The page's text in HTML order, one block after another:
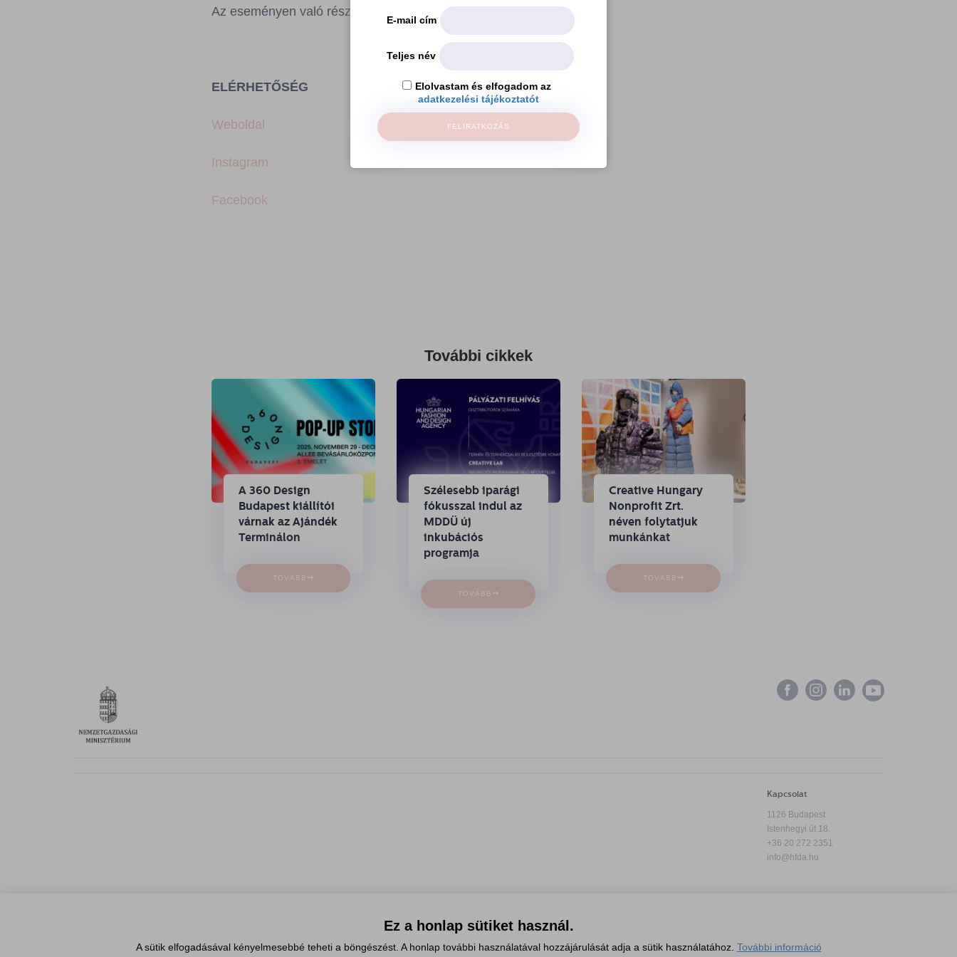
Az eseményen való részvétel regisztrációköteles.
ELÉRHETŐSÉG
Weboldal
Instagram
Facebook
További cikkek
A 360 Design
Budapest kiállítói
várnak az Ajándék
Terminálon
TOVÁBB →
Szélesebb iparági
fókusszal indul az
MDDÜ új
inkubációs
programja
TOVÁBB →
Creative Hungary
Nonprofit Zrt.
néven folytatjuk
munkánkat
TOVÁBB →
Kapcsolat
1126 Budapest
Istenhegyi út 18.
+36 20 272 2351
info@hfda.hu
E-mail cím
Teljes név
Elolvastam és elfogadom az
adatkezelési tájékoztatót
FELIRATKOZÁS
Ez a honlap sütiket használ.
A sütik elfogadásával kényelmesebbé teheti a böngészést. A honlap további használatával hozzájárulását adja a sütik használatához. További információ